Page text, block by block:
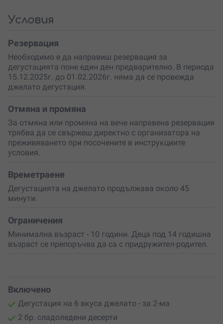
Условия
Резервация
Необходимо е да направиш резервация за
дегустацията поне един ден предварително. В периода
15.12.2025г. до 01.02.2026г. няма да се провежда
джелато дегустация.
Отмяна и промяна
За отмяна или промяна на вече направена резервация
трябва да се свържеш директно с организатора на
преживяването при посочените в инструкциите
условия.
Времетраене
Дегустацията на джелато продължава около 45
минути.
Ограничения
Минимална възраст - 10 години. Деца под 14 годишна
възраст се препоръчва да са с придружител-родител.
Включено
Дегустация на 6 вкуса джелато - за 2-ма
2 бр. сладоледени десерти